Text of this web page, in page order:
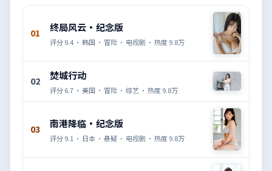
01 终局风云·纪念版
评分9.4 · 韩国 · 冒险 · 电视剧 · 热度9.8万
02 焚城行动
评分6.7 · 美国 · 冒险 · 综艺 · 热度9.8万
03 南港降临·纪念版
评分9.1 · 日本 · 悬疑 · 电视剧 · 热度9.8万